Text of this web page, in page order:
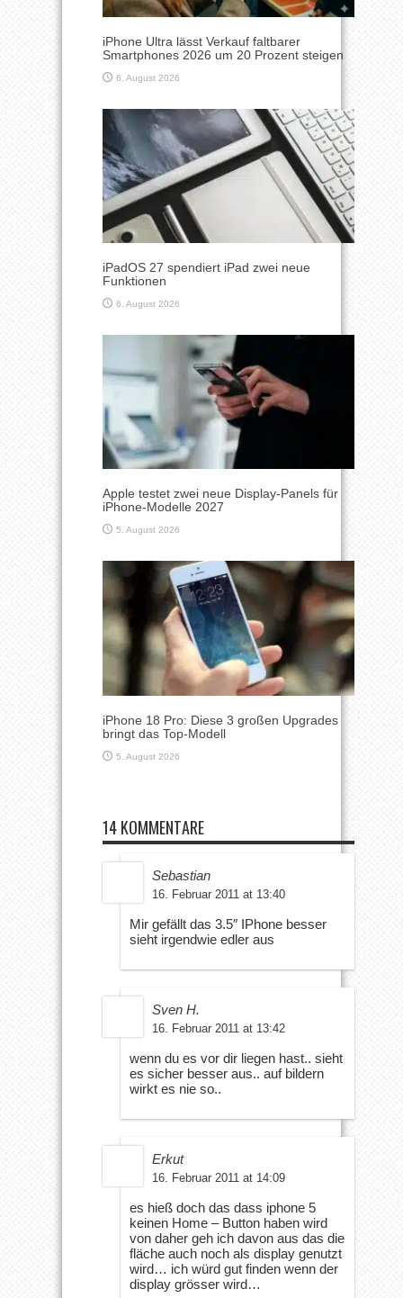
iPhone Ultra lässt Verkauf faltbarer
Smartphones 2026 um 20 Prozent steigen
6. August 2026
iPadOS 27 spendiert iPad zwei neue
Funktionen
6. August 2026
Apple testet zwei neue Display-Panels für
iPhone-Modelle 2027
5. August 2026
iPhone 18 Pro: Diese 3 großen Upgrades
bringt das Top-Modell
5. August 2026
14 KOMMENTARE
Sebastian
16. Februar 2011 at 13:40
Mir gefällt das 3.5″ IPhone besser
sieht irgendwie edler aus
Sven H.
16. Februar 2011 at 13:42
wenn du es vor dir liegen hast.. sieht
es sicher besser aus.. auf bildern
wirkt es nie so..
Erkut
16. Februar 2011 at 14:09
es hieß doch das dass iphone 5
keinen Home – Button haben wird
von daher geh ich davon aus das die
fläche auch noch als display genutzt
wird… ich würd gut finden wenn der
display grösser wird…